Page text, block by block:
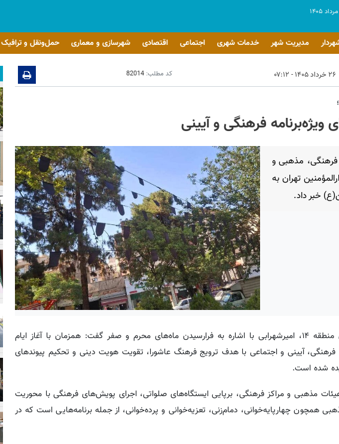
مدیریت شهر خدمات شهری اجتماعی اقتصادی شهرسازی و معماری حمل‌ونقل و ترافیک
۲۶ خرداد ۱۴۰۵ - ۰۷:۱۲ کد مطلب: 82014
فرهنگی، مذهبی و
تهران به
خبر داد.
به نقل از روابط عمومی شهرداری منطقه ۱۴، امیرشهرابی با اشاره به فرارسیدن ماه‌های محرم و صفر گفت: همزمان با آغاز ایام
فرهنگی، آیینی و اجتماعی با هدف ترویج فرهنگ عاشورا، تقویت هویت دینی و تحکیم پیوندهای
شده است.
مذهبی و مراکز فرهنگی، برپایی ایستگاه‌های صلواتی، اجرای پویش‌های فرهنگی با محوریت
چهارپایه‌خوانی، دمام‌زنی، تعزیه‌خوانی و پرده‌خوانی، از جمله برنامه‌هایی است که در